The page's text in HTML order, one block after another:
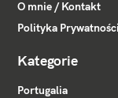
O mnie / Kontakt
Polityka
Kategorie
Portugalia